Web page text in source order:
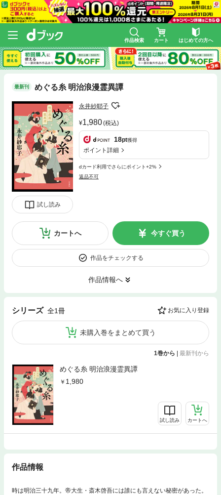
作品検索 カート はじめての方へ
最新刊 めぐる糸 明治浪漫霊異譚
試し読み
永井紗耶子
1,980(税込)
18pt獲得
ポイント詳細
dカード利用でさらにポイント+2%
返品不可
カートへ 今すぐ買う
作品をチェックする
作品情報へ
シリーズ 全1冊 お気に入り登録
未購入巻をまとめて買う
1巻から | 最新刊から
めぐる糸 明治浪漫霊異譚
1,980
試し読み カートへ
作品情報
時は明治三十九年。帝大生・斎木啓吾には誰にも言えない秘密があった。